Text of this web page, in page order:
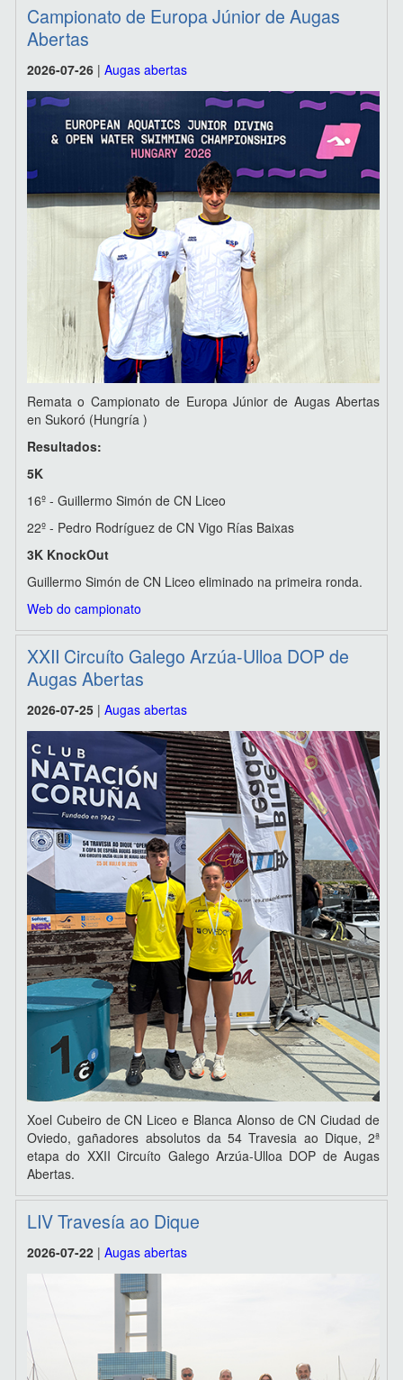
Campionato de Europa Júnior de Augas
Abertas
2026-07-26 | Augas abertas
Remata o Campionato de Europa Júnior de Augas Abertas
en Sukoró (Hungría )
Resultados:
5K
16º - Guillermo Simón de CN Liceo
22º - Pedro Rodríguez de CN Vigo Rías Baixas
3K KnockOut
Guillermo Simón de CN Liceo eliminado na primeira ronda.
Web do campionato
XXII Circuíto Galego Arzúa-Ulloa DOP de
Augas Abertas
2026-07-25 | Augas abertas
Xoel Cubeiro de CN Liceo e Blanca Alonso de CN Ciudad de
Oviedo, gañadores absolutos da 54 Travesia ao Dique, 2ª
etapa do XXII Circuíto Galego Arzúa-Ulloa DOP de Augas
Abertas.
LIV Travesía ao Dique
2026-07-22 | Augas abertas